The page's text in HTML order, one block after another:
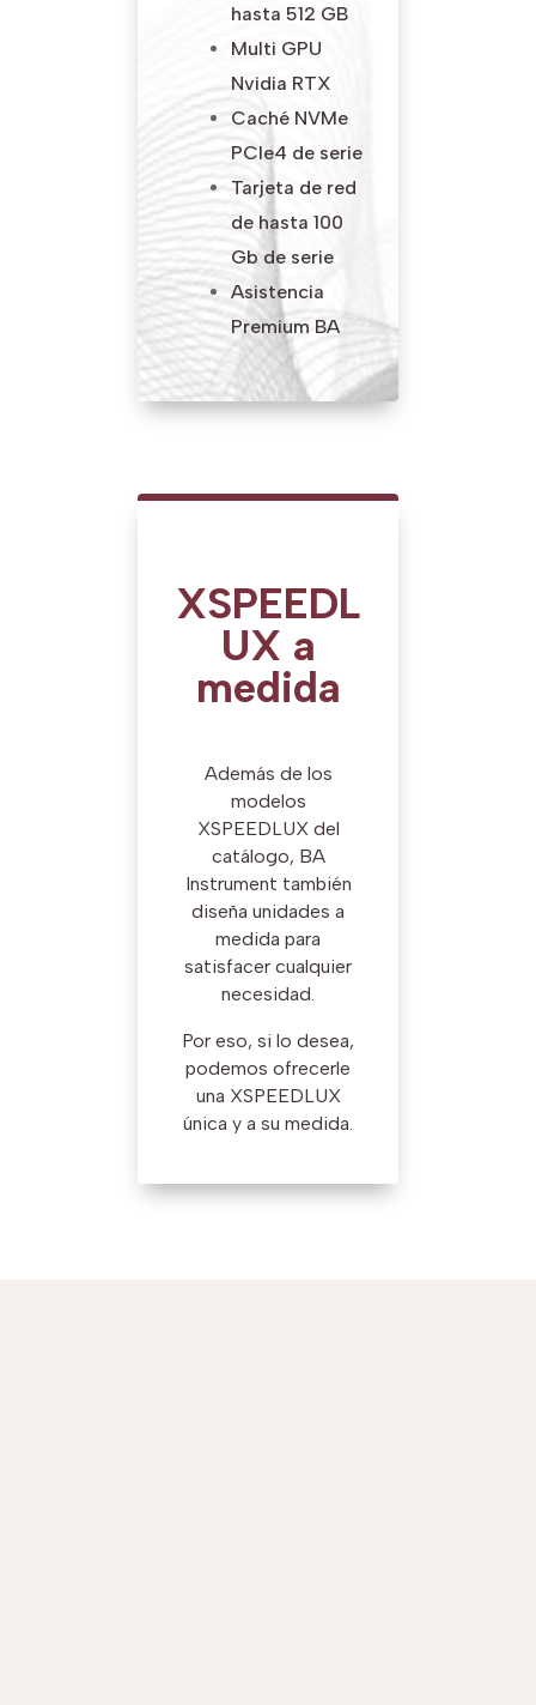
hasta 512 GB
Multi GPU
Nvidia RTX
Caché NVMe
PCIe4 de serie
Tarjeta de red
de hasta 100
Gb de serie
Asistencia
Premium BA
XSPEEDL
UX a
medida
Además de los
modelos
XSPEEDLUX del
catálogo, BA
Instrument también
diseña unidades a
medida para
satisfacer cualquier
necesidad.
Por eso, si lo desea,
podemos ofrecerle
una XSPEEDLUX
única y a su medida.